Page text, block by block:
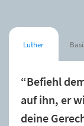
Luther
“Befiehl
auf ihn, er
deine